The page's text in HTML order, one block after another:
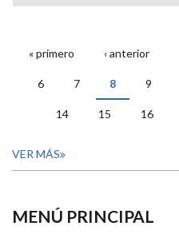
PÁGINAS
« primero ‹ anterior
6 7 8 9
14 15 16
VER MÁS
MENÚ PRINCIPAL